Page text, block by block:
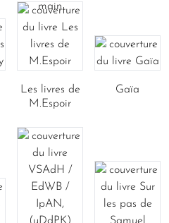
main
Les livres de
M.Espoir
Gaïa